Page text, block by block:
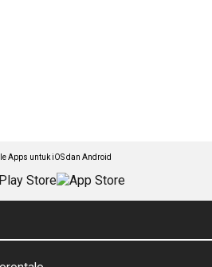
Apps untuk iOS dan Android